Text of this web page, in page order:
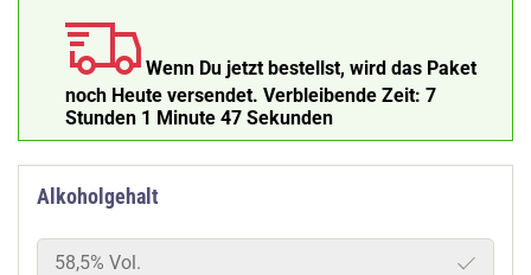
Wenn Du jetzt bestellst, wird das Paket
noch Heute versendet. Verbleibende Zeit: 7
Stunden 1 Minute 46 Sekunden
Alkoholgehalt
58,5% Vol.